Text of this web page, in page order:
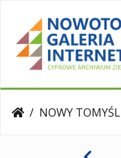
NOWY TOMYŚL